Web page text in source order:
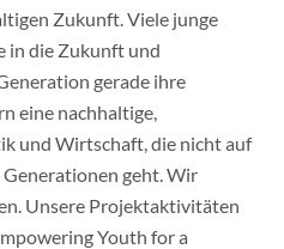
Zukunft. Viele junge
in die Zukunft und
gerade ihre
eine nachhaltige,
und Wirtschaft, die nicht auf
geht. Wir
Unsere Projektaktivitäten
Youth for a